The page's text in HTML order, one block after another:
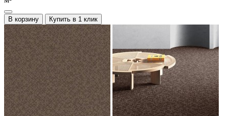
В корзину Купить в 1 клик